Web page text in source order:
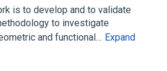
is to develop and to validate
to investigate
and functional… Expand